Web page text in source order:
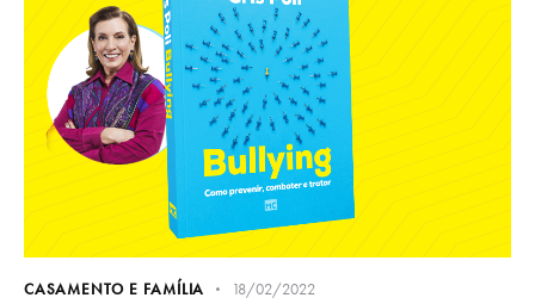
CASAMENTO E FAMÍLIA 18/02/2022